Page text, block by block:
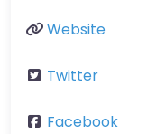
Website
Twitter
Facebook